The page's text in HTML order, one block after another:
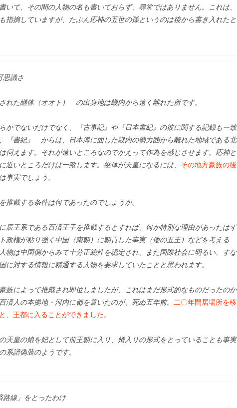
いて、その間の人物の名も書いておらず、尋常ではありません。これは、
指摘していますが、たぶん応神の五世の孫というのは後から書き入れたと
思議さ
れた継体（オオト） の出身地は畿内から遠く離れた所です。
かでないだけでなく、『古事記』や『日本書紀』の彼に関する記録もー致
『書紀』 からは、日本海に面した畿内の勢力圏から離れた地域である北
伺えます。それが遠いところなのでかえって作為を感じさせます。応神と
近いところだけは一致します。継体が天皇になるには、 その地方豪族の後
事実でしょう。
推戴する条件は何であったのでしょうか。
辰王系である百済王子を推戴するとすれば、何か特別な理由があったはず
政権が粘り強く中国（南朝）に朝貢した事実（倭の五王）などを考える
物は中国側からみて十分正統性を認定され、また国際社会に明るい、すな
に対する情報に精通する人物を要求していたことと思われます。
族によって推戴され即位しましたが、これはまだ形式的なものだったのか
済人の本拠地・河内に都を置いたのが、死ぬ五年前。
二〇年間居場所を移
、王都に入ることができました。
天皇の娘を妃として前王朝に入り、婿入りの形式をとっていることも事実
系譜偽装のようです。
路線」をとったわけ